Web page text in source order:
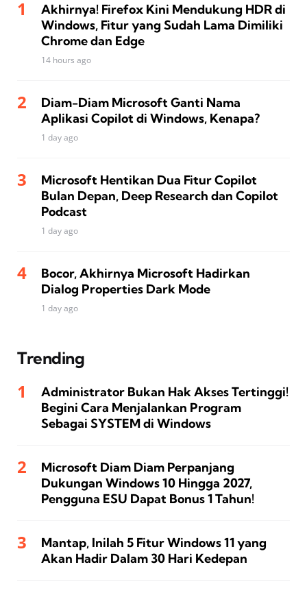
Akhirnya! Firefox Kini Mendukung HDR di
Windows, Fitur yang Sudah Lama Dimiliki
Chrome dan Edge
14 hours ago
Diam-Diam Microsoft Ganti Nama
Aplikasi Copilot di Windows, Kenapa?
1 day ago
Microsoft Hentikan Dua Fitur Copilot
Bulan Depan, Deep Research dan Copilot
Podcast
1 day ago
Bocor, Akhirnya Microsoft Hadirkan
Dialog Properties Dark Mode
1 day ago
Trending
Administrator Bukan Hak Akses Tertinggi!
Begini Cara Menjalankan Program
Sebagai SYSTEM di Windows
Microsoft Diam Diam Perpanjang
Dukungan Windows 10 Hingga 2027,
Pengguna ESU Dapat Bonus 1 Tahun!
Mantap, Inilah 5 Fitur Windows 11 yang
Akan Hadir Dalam 30 Hari Kedepan